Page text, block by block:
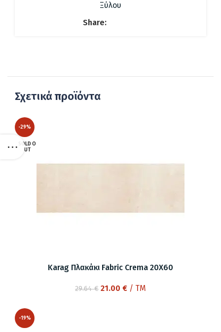
Ξύλου
Share:
Σχετικά προϊόντα
-29%
SOLD O
UT
Karag Πλακάκι Fabric Crema 20X60
29.64€ Original
21.00 €Η/ TM
-19%